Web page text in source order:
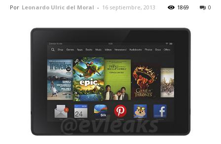
Por Leonardo Ulric del Moral - 16 septiembre, 2013 0
1869